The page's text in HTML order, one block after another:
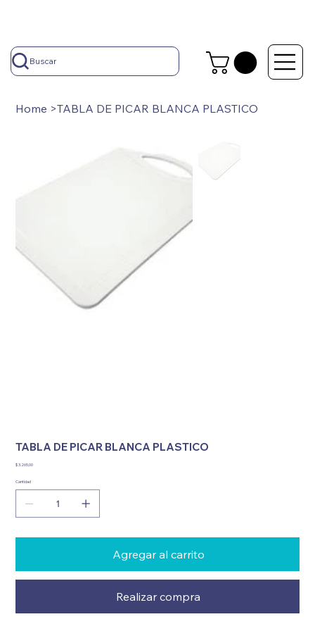
Buscar
Home >TABLA DE PICAR BLANCA PLASTICO
TABLA DE PICAR BLANCA PLASTICO
Precio
$ 3.265,00
Cantidad
Agregar al carrito
Realizar compra